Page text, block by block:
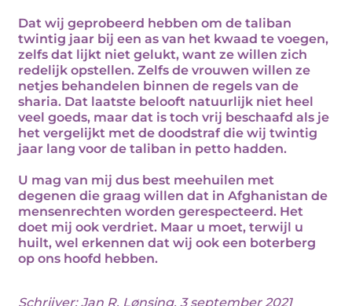
Dat wij geprobeerd hebben om de taliban
twintig jaar bij een as van het kwaad te voegen,
zelfs dat lijkt niet gelukt, want ze willen zich
redelijk opstellen. Zelfs de vrouwen willen ze
netjes behandelen binnen de regels van de
sharia. Dat laatste belooft natuurlijk niet heel
veel goeds, maar dat is toch vrij beschaafd als je
het vergelijkt met de doodstraf die wij twintig
jaar lang voor de taliban in petto hadden.
U mag van mij dus best meehuilen met
degenen die graag willen dat in Afghanistan de
mensenrechten worden gerespecteerd. Het
doet mij ook verdriet. Maar u moet, terwijl u
huilt, wel erkennen dat wij ook een boterberg
op ons hoofd hebben.
Schrijver:Jan R. Lønsing, 3 september 2021